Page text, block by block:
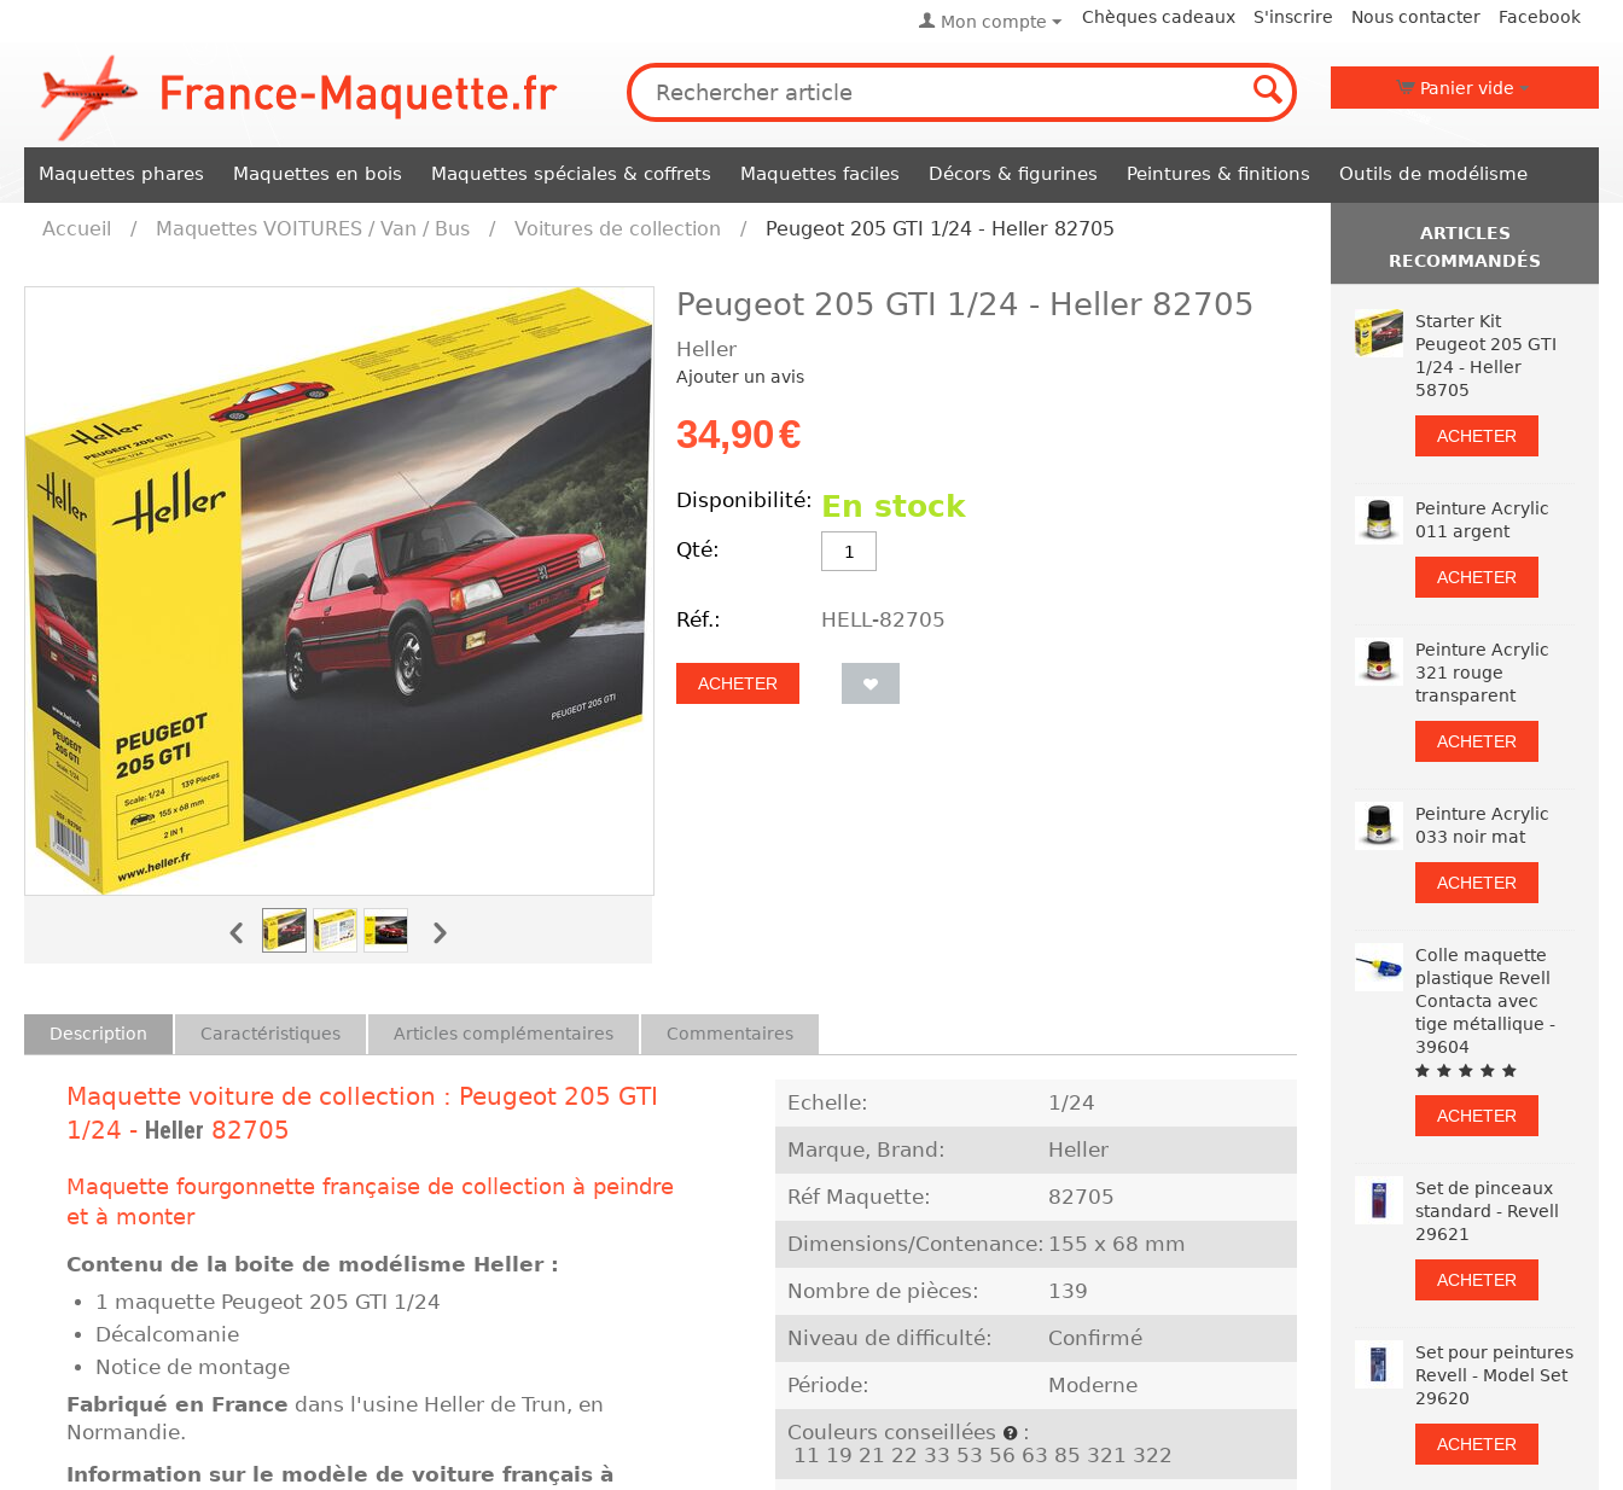
Chèques cadeaux S'inscrire Nous contacter Facebook
Mon compte
Panier vide
Maquettes phares Maquettes en bois Maquettes spéciales & coffrets Maquettes faciles Décors & figurines Peintures & finitions Outils de modélisme
Accueil / Maquettes VOITURES / Van / Bus / Voitures de collection / Peugeot 205 GTI 1/24 - Heller 82705
Peugeot 205 GTI 1/24 - Heller 82705
Heller
Ajouter un avis
34,90€
Disponibilité: En stock
Qté:
Réf.: HELL-82705
ACHETER
Description Caractéristiques Articles complémentaires Commentaires
Maquette voiture de collection : Peugeot 205 GTI
1/24 - Heller 82705
Maquette fourgonnette française de collection à peindre
et à monter
Contenu de la boite de modélisme Heller :
1 maquette Peugeot 205 GTI 1/24
Décalcomanie
Notice de montage
Fabriqué en France dans l'usine Heller de Trun, en
Normandie.
Information sur le modèle de voiture français à
Echelle: 1/24
Marque, Brand: Heller
Réf Maquette: 82705
Dimensions/Contenance: 155 x 68 mm
Nombre de pièces: 139
Niveau de difficulté: Confirmé
Période: Moderne
Couleurs conseillées
:
11 19 21 22 33 53 56 63 85 321 322
ARTICLES
RECOMMANDÉS
Starter Kit
Peugeot 205 GTI
1/24 - Heller
58705
ACHETER
Peinture Acrylic
011 argent
ACHETER
Peinture Acrylic
321 rouge
transparent
ACHETER
Peinture Acrylic
033 noir mat
ACHETER
Colle maquette
plastique Revell
Contacta avec
tige métallique -
39604
ACHETER
Set de pinceaux
standard - Revell
29621
ACHETER
Set pour peintures
Revell - Model Set
29620
ACHETER